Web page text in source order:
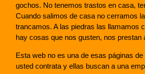
gochos. No tenemos trastos en casa,
Cuando salimos de casa no cerramos
trancamos. A las piedras las llamamos
hay cosas que nos gusten, nos prestan
Esta web no es una de esas páginas
usted contrata y ellas buscan a una